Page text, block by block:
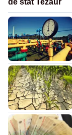
de stat Tezaur